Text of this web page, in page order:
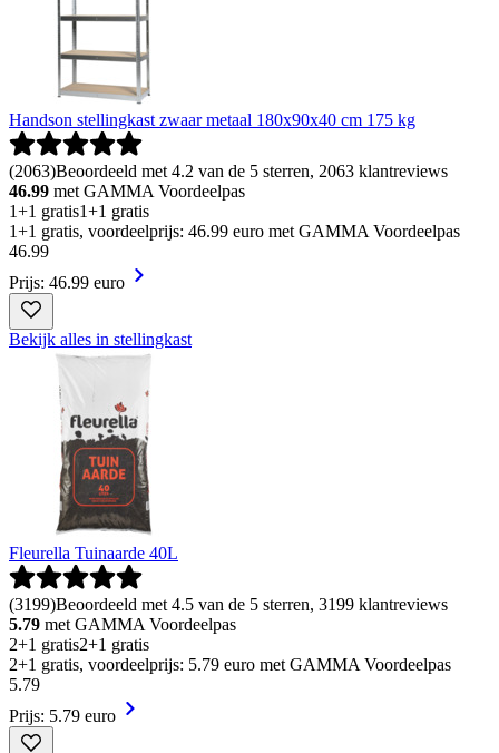
Handson stellingkast zwaar metaal 180x90x40 cm 175 kg
(2063)Beoordeeld met 4.2 van de 5 sterren, 2063 klantreviews
46.99 met GAMMA Voordeelpas
1+1 gratis1+1 gratis
1+1 gratis, voordeelprijs: 46.99 euro met GAMMA Voordeelpas
46.99
Prijs: 46.99 euro
Bekijk alles in stellingkast
Fleurella Tuinaarde 40L
(3199)Beoordeeld met 4.5 van de 5 sterren, 3199 klantreviews
5.79 met GAMMA Voordeelpas
2+1 gratis2+1 gratis
2+1 gratis, voordeelprijs: 5.79 euro met GAMMA Voordeelpas
5.79
Prijs: 5.79 euro